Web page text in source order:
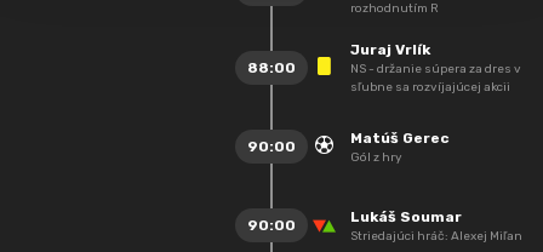
rozhodnutím R
88:00
Juraj Vrlík
NS - držanie súpera za dres v
sľubne sa rozvíjajúcej akcii
90:00
Matúš Gerec
Gól z hry
90:00
Lukáš Soumar
Striedajúci hráč: Alexej Miľan